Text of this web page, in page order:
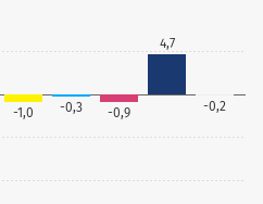
-1,0 -0,3 -0,9
4,7
-0,2